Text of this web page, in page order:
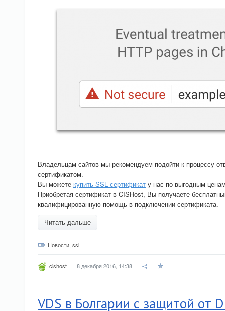
Владельцам сайтов мы рекомендуем подойти к процессу
сертификатом.
Вы можете купить SSL сертификат у нас по выгодным
Приобретая сертификат в CISHost, Вы получаете
квалифицированную помощь в подключении сертификата.
Читать дальше
Новости ssl
cishost 8 декабря 2016, 14:38
VDS в Болгарии с защитой от